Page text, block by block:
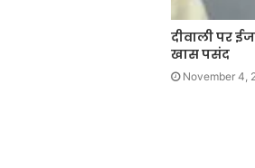
दीवाली पर
खास पसंद
November 4,